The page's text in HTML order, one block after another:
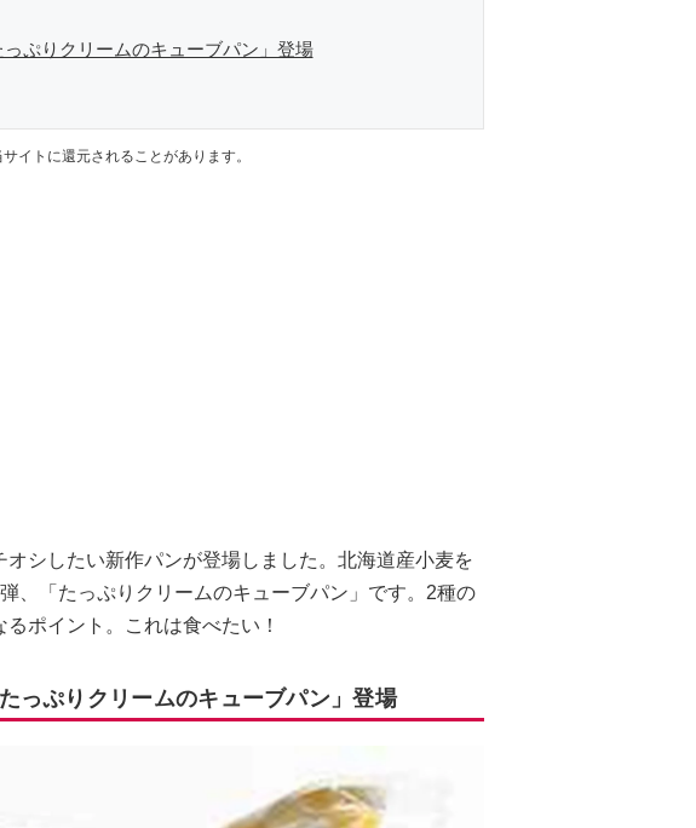
ぷりクリームのキューブパン」登場
イトに還元されることがあります。
シしたい新作パンが登場しました。北海道産小麦を
、「たっぷりクリームのキューブパン」です。2種の
ポイント。これは食べたい！
っぷりクリームのキューブパン」登場